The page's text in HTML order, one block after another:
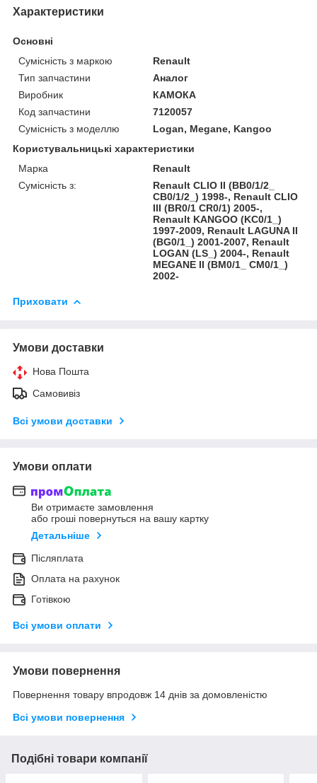
Характеристики
Основні
Сумісність з маркою
Renault
Тип запчастини
Аналог
Виробник
КАМОКА
Код запчастини
7120057
Сумісність з моделлю
Logan, Megane, Kangoo
Користувальницькі характеристики
Марка
Renault
Сумісність з:
Renault CLIO II (BB0/1/2_
CB0/1/2_) 1998-, Renault CLIO
III (BR0/1 CR0/1) 2005-,
Renault KANGOO (KC0/1_)
1997-2009, Renault LAGUNA II
(BG0/1_) 2001-2007, Renault
LOGAN (LS_) 2004-, Renault
MEGANE II (BM0/1_ CM0/1_)
2002-
Приховати
Умови доставки
Нова Пошта
Самовивіз
Всі умови доставки
Умови оплати
Ви отримаєте замовлення
або гроші повернуться на вашу картку
Детальніше
Післяплата
Оплата на рахунок
Готівкою
Всі умови оплати
Умови повернення
Повернення товару впродовж 14 днів за домовленістю
Всі умови повернення
Подібні товари компанії